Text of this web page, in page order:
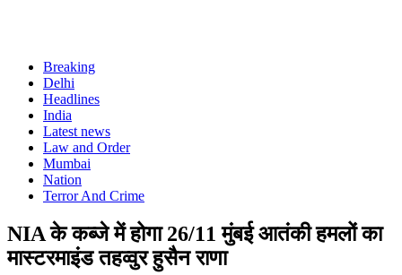
Breaking
Delhi
Headlines
India
Latest news
Law and Order
Mumbai
Nation
Terror And Crime
NIA के कब्जे में होगा 26/11 मुंबई आतंकी हमलों का
मास्टरमाइंड तहव्वुर हुसैन राणा